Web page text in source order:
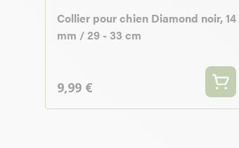
Collier pour chien Diamond noir, 14
mm / 29 - 33 cm
9,99 €